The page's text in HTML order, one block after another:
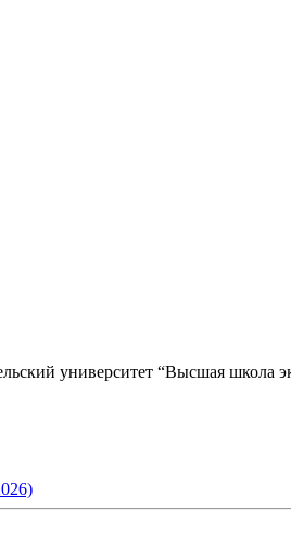
университет “Высшая школа